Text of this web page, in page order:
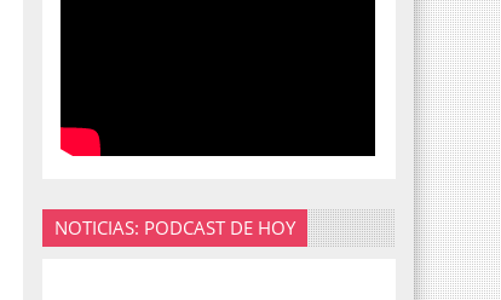
NOTICIAS: PODCAST DE HOY